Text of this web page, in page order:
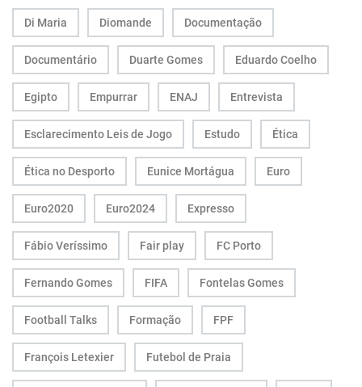
Di Maria Diomande Documentação
Documentário Duarte Gomes Eduardo Coelho
Egipto Empurrar ENAJ Entrevista
Esclarecimento Leis de Jogo Estudo Ética
Ética no Desporto Eunice Mortágua Euro
Euro2020 Euro2024 Expresso
Fábio Veríssimo Fair play FC Porto
Fernando Gomes FIFA Fontelas Gomes
Football Talks Formação FPF
François Letexier Futebol de Praia